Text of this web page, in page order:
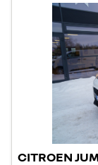
CITROEN